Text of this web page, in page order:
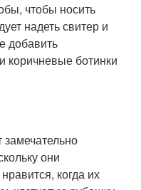
чтобы носить
надеть свитер и
добавить
коричневые ботинки
они
когда их